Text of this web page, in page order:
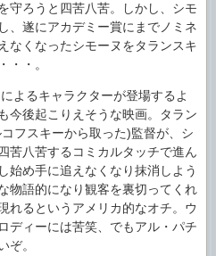
守ろうと四苦八苦。しかし、シモ
、遂にアカデミー賞にまでノミネ
なくなったシモーヌをタランスキ
・・。
よるキャラクターが登場するよ
今後起こりえそうな映画。タラン
フスキーから取った)監督が、シ
苦八苦するコミカルタッチで進ん
始め手に追えなくなり抹消しよう
物語的になり観客を裏切ってくれ
れるというアメリカ的なオチ。ウ
ディーには苦笑、でもアル・パチ
ぞ。